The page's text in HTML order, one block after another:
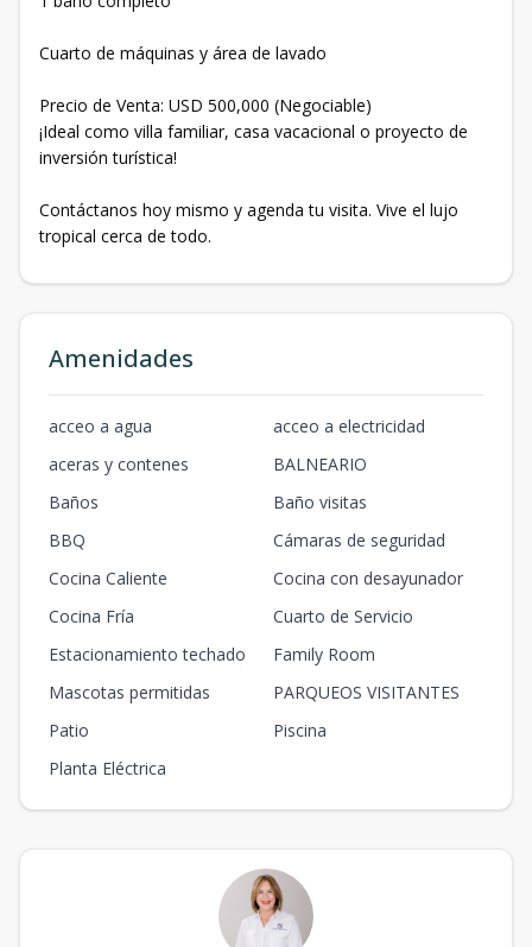
Cuarto de máquinas y área de lavado
Precio de Venta: USD 500,000 (Negociable)
¡Ideal como villa familiar, casa vacacional o proyecto de
inversión turística!
Contáctanos hoy mismo y agenda tu visita. Vive el lujo
tropical cerca de todo.
Amenidades
acceo a agua
acceo a electricidad
aceras y contenes
BALNEARIO
Baños
Baño visitas
BBQ
Cámaras de seguridad
Cocina Caliente
Cocina con desayunador
Cocina Fría
Cuarto de Servicio
Estacionamiento techado
Family Room
Mascotas permitidas
PARQUEOS VISITANTES
Patio
Piscina
Planta Eléctrica